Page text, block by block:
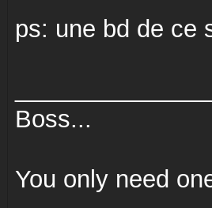
ps: une bd de ce
Boss...
You only need